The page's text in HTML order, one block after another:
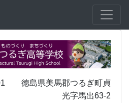
県美馬郡つるぎ町貞
光字馬出63-2